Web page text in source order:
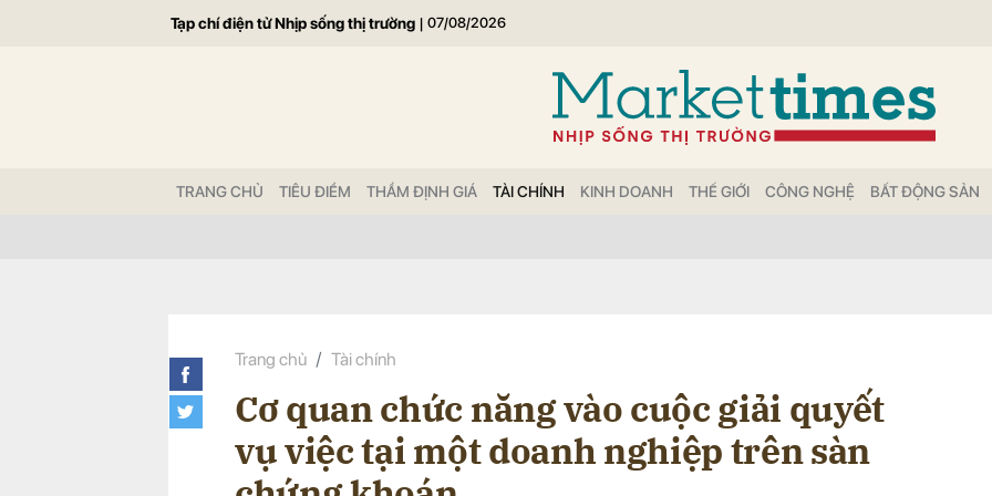
Tạp chí điện tử Nhịp sống thị trường | 07/08/2026
TRANG CHỦ TIÊU ĐIỂM THẨM ĐỊNH GIÁ TÀI CHÍNH KINH DOANH THẾ GIỚI CÔNG NGHỆ BẤT ĐỘNG SẢN
Trang chủ Tài chính
Cơ quan chức năng vào cuộc giải quyết
vụ việc tại một doanh nghiệp trên sàn
Gửi bình luận